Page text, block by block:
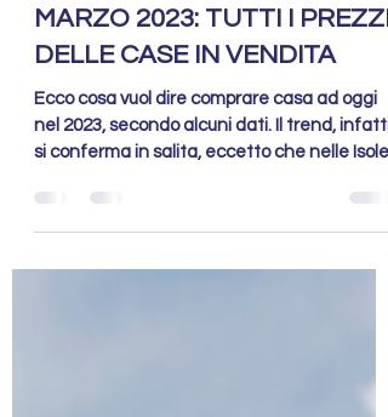
27 mar 2023
Tempo di lettura: 2 min
MARZO 2023: TUTTI I PREZZI
DELLE CASE IN VENDITA
Ecco cosa vuol dire comprare casa ad oggi
si conferma in salita, eccetto che nelle Isole..